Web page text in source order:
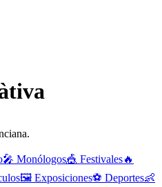
🎤 Monólogos🎪 Festivales🔥
🖼️ Exposiciones⚽ Deportes👶